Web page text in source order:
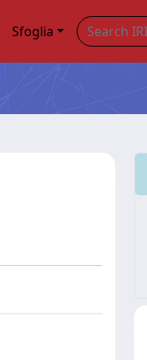
Sfoglia